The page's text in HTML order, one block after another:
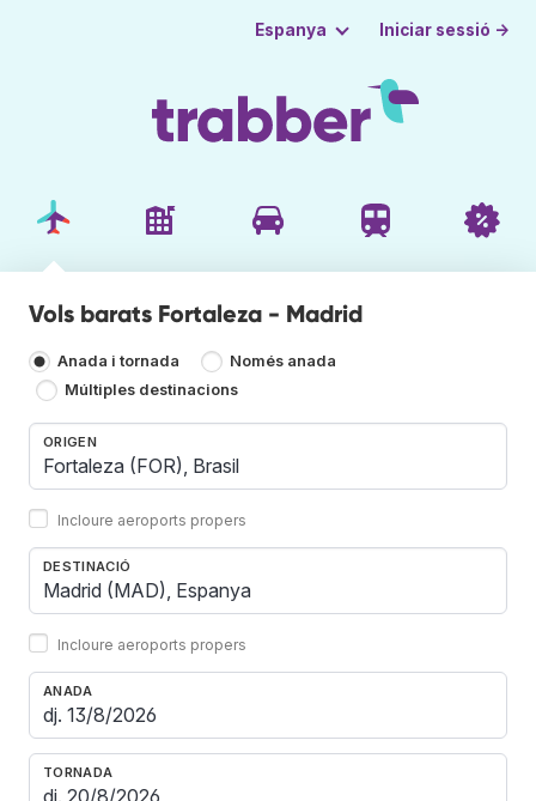
Espanya Iniciar sessió →
Vols barats Fortaleza - Madrid
Anada i tornada
Només anada
Múltiples destinacions
ORIGEN
Incloure aeroports propers
DESTINACIÓ
Incloure aeroports propers
ANADA
TORNADA